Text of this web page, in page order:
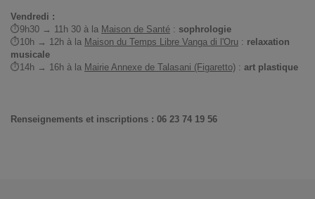
Vendredi :
⏱9h30 → 11h 30 à la Maison de Santé : sophrologie
⏱10h → 12h à la Maison du Temps Libre Vanga di l'Oru : relaxation
musicale
⏱14h → 16h à la Mairie Annexe de Talasani (Figaretto) : art plastique
Renseignements et inscriptions : 06 23 74 19 56